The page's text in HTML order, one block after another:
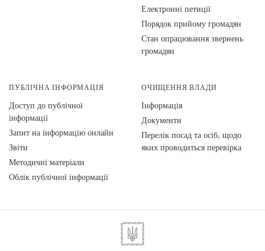
Електронні петиції
Порядок прийому громадян
Стан опрацювання звернень
громадян
ПУБЛІЧНА ІНФОРМАЦІЯ
Доступ до публічної
інформації
Запит на інформацію онлайн
Звіти
Методичні матеріали
Облік публічної інформації
ОЧИЩЕННЯ ВЛАДИ
Інформація
Документи
Перелік посад та осіб, щодо
яких проводиться перевірка